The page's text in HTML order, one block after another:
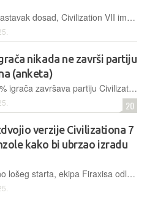
Kao i svaki nastavak dosad, Civilization VII ima onu draž "još samo jednog poteza", no neki novi koncepti i pojednostavljenje nekad ključnih mehanika neće baš najbolje sjesti veteranima tog serijala
nikada ne završi partiju
(anketa)
Manje od 40% igrača završava partiju Civilizationa! Firaxis to želi promijeniti novim sustavom epoha u Civilization VII, razbijajući igru u dinamične faze koje održavaju napetost do kraja.
20
verzije Civilizationa 7
kako bi ubrzao izradu
Nakon prilično lošeg starta, ekipa Firaxisa odlučila je privremeno onemogućiti cross-play između konzolaških inačica i PC verzije Civilizationa 7 zbog bržih ispravaka